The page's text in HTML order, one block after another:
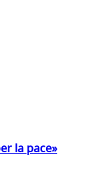
la pace»